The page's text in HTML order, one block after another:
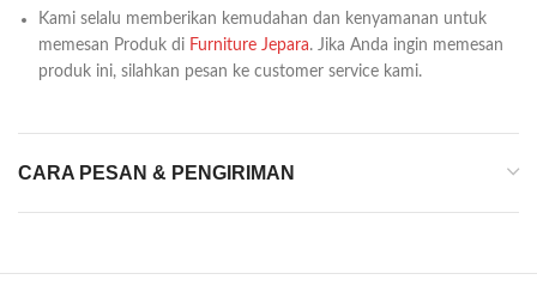
Kami selalu memberikan kemudahan dan kenyamanan untuk
memesan Produk di Furniture Jepara. Jika Anda ingin memesan
produk ini, silahkan pesan ke customer service kami.
CARA PESAN & PENGIRIMAN